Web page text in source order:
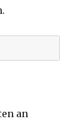
an